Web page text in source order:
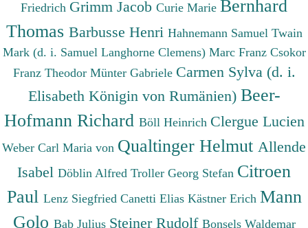
Friedrich Grimm Jacob Curie Marie Bernhard
Thomas Barbusse Henri Hahnemann Samuel Twain
Mark (d. i. Samuel Langhorne Clemens) Marc Franz Csokor
Franz Theodor Münter Gabriele Carmen Sylva (d. i.
Elisabeth Königin von Rumänien) Beer-
Hofmann Richard Böll Heinrich Clergue Lucien
Weber Carl Maria von Qualtinger Helmut Allende
Isabel Döblin Alfred Troller Georg Stefan Citroen
Paul Lenz Siegfried Canetti Elias Kästner Erich Mann
Golo Bab Julius Steiner Rudolf Bonsels Waldemar